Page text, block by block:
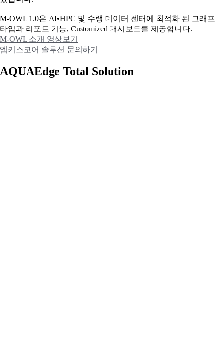
M-OWL 1.0은 AI•HPC 및 수랭 데이터 센터에 최적화 된 그래프
타입과 리포트 기능, Customized 대시보드를 제공합니다.
M-OWL 소개 영상보기
엠키스코어 솔루션 문의하기
AQUAEdge Total Solution